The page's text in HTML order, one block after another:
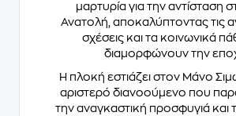
μαρτυρία για την αντίσταση
Ανατολή, αποκαλύπτοντας τις
σχέσεις και τα κοινωνικά
διαμορφώνουν την
Η πλοκή εστιάζει στον Μάνο
αριστερό διανοούμενο που
την αναγκαστική προσφυγιά και